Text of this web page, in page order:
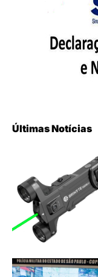
Últimas Notícias